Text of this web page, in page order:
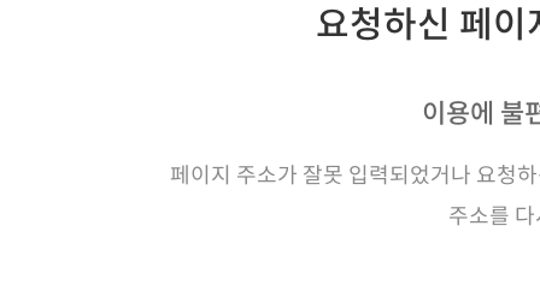
요청하신 페
이용에 불
페이지 주소가 잘못 입력되었거나 요청
주소를